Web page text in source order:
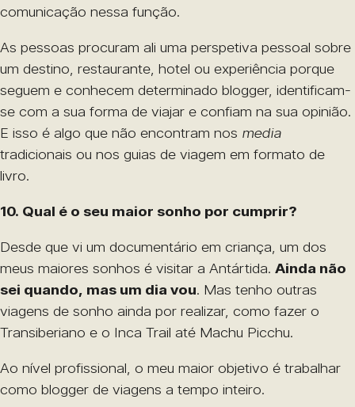
comunicação nessa função.
As pessoas procuram ali uma perspetiva pessoal sobre
um destino, restaurante, hotel ou experiência porque
seguem e conhecem determinado blogger, identificam-
se com a sua forma de viajar e confiam na sua opinião.
E isso é algo que não encontram nos media
tradicionais ou nos guias de viagem em formato de
livro.
10. Qual é o seu maior sonho por cumprir?
Desde que vi um documentário em criança, um dos
meus maiores sonhos é visitar a Antártida. Ainda não
sei quando, mas um dia vou. Mas tenho outras
viagens de sonho ainda por realizar, como fazer o
Transiberiano e o Inca Trail até Machu Picchu.
Ao nível profissional, o meu maior objetivo é trabalhar
como blogger de viagens a tempo inteiro.